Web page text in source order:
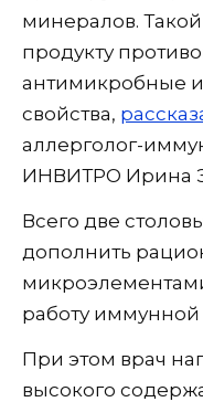
минералов.
продукту
антимикробные
свойства,
аллерголог-
ИНВИТРО Ирина
Всего две
дополнить
работу
При этом врач
высокого